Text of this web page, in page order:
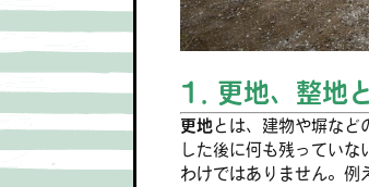
1. 更地、整地
更地とは、建物や塀など
した後に何も残ってい
わけではありません。例